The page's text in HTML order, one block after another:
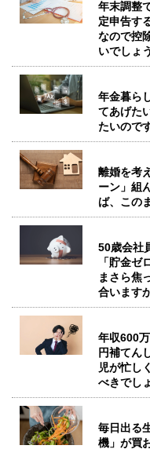
年末調整
定申告す
なので控
いでしょ
年金暮ら
てあげた
たいので
離婚を考
ーン」組
ば、この
50歳会社
「貯金ゼ
まさら焦
合います
年収600
円補てん
児が忙し
べきでし
毎日出る
機」が買